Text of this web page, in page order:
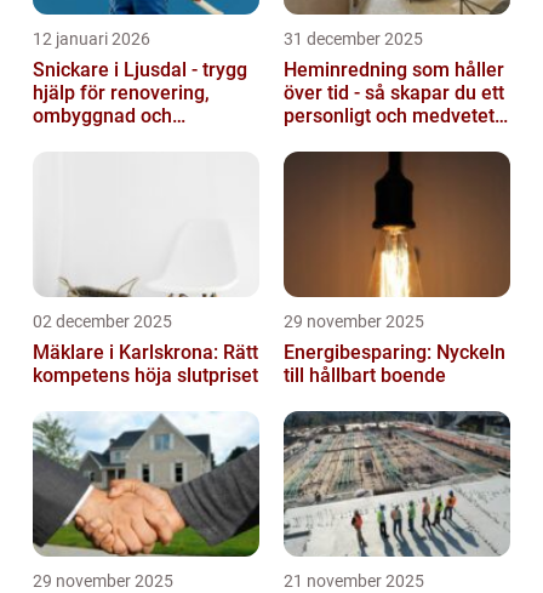
12 januari 2026
Snickare i Ljusdal - trygg
hjälp för renovering,
ombyggnad och
31 december 2025
Heminredning som håller
över tid - så skapar du ett
personligt och medvetet
02 december 2025
Mäklare i Karlskrona: Rätt
kompetens höja slutpriset
29 november 2025
Energibesparing: Nyckeln
till hållbart boende
29 november 2025 21 november 2025